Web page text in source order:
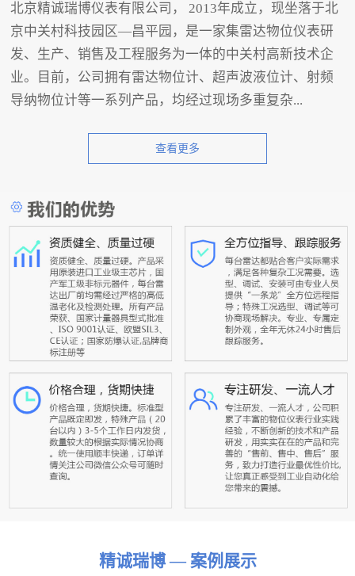
北京精诚瑞博仪表有限公司， 2013年成立，现坐落于北
京中关村科技园区—昌平园，是一家集雷达物位仪表研
发、生产、销售及工程服务为一体的中关村高新技术企
业。目前，公司拥有雷达物位计、超声波液位计、射频
导纳物位计等一系列产品，均经过现场多重复杂...
查看更多
精诚瑞博 — 案例展示